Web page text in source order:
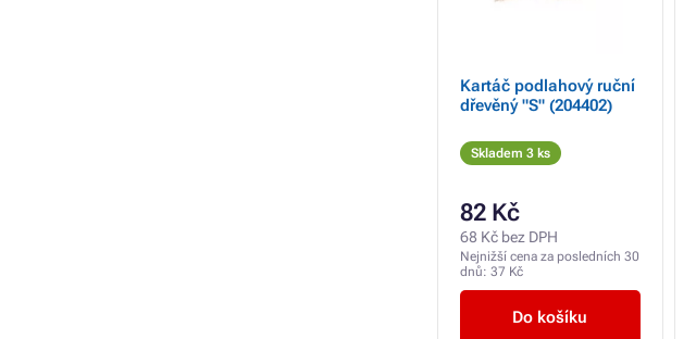
Kartáč podlahový ruční
dřevěný "S" (204402)
Skladem 3 ks
82 Kč
68 Kč bez DPH
Nejnižší cena za posledních 30
dnů: 37 Kč
Do košíku